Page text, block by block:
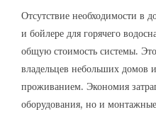
Отсутствие необходимости в
и бойлере для горячего
общую стоимость системы.
владельцев небольших домов
проживанием. Экономия
оборудования, но и